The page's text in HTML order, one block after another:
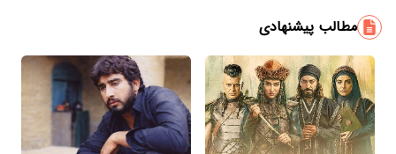
مطالب پیشنهادی